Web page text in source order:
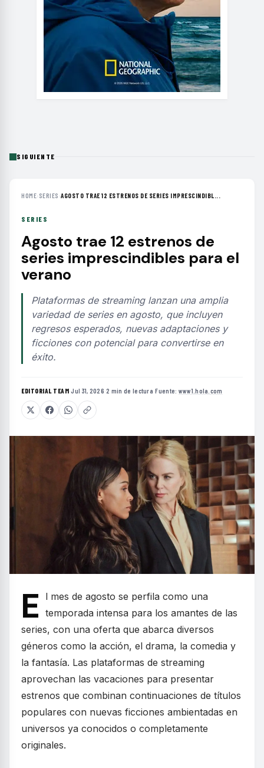
SIGUIENTE
HOME› SERIES ›AGOSTO TRAE 12 ESTRENOS DE SERIES IMPRESCINDIBL...
SERIES
Agosto trae 12 estrenos de
series imprescindibles para el
verano
Plataformas de streaming lanzan una amplia
variedad de series en agosto, que incluyen
regresos esperados, nuevas adaptaciones y
ficciones con potencial para convertirse en
éxito.
EDITORIAL TEAM·Jul 31, 2026·2 min de lectura·Fuente: www1.hola.com
E
l mes de agosto se perfila como una
temporada intensa para los amantes de las
series, con una oferta que abarca diversos
géneros como la acción, el drama, la comedia y
la fantasía. Las plataformas de streaming
aprovechan las vacaciones para presentar
estrenos que combinan continuaciones de títulos
populares con nuevas ficciones ambientadas en
universos ya conocidos o completamente
originales.